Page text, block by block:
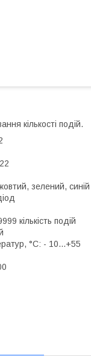
кількості подій.
зелений, синій
кількість подій
°С: - 10...+55